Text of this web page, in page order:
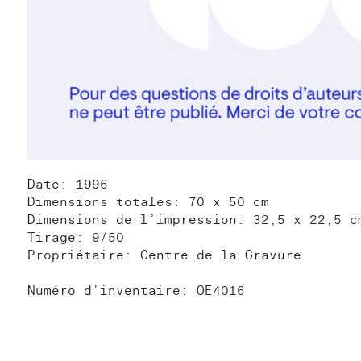
Date: 1996
Dimensions totales: 70 x 50 cm
Dimensions de l’impression: 32,5 x 22,5
Tirage: 9/50
Propriétaire: Centre de la Gravure
Numéro d'inventaire: OE4016